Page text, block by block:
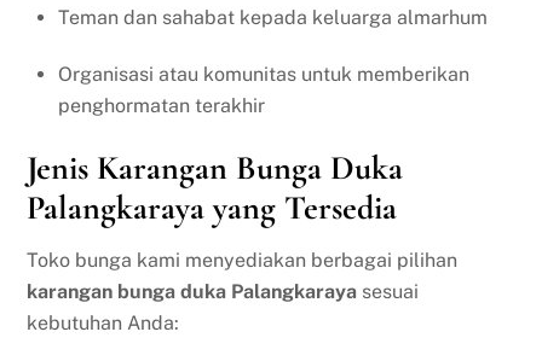
Teman dan sahabat kepada keluarga almarhum
Organisasi atau komunitas untuk memberikan
penghormatan terakhir
Jenis Karangan Bunga Duka
Palangkaraya yang Tersedia
Toko bunga kami menyediakan berbagai pilihan
karangan bunga duka Palangkaraya sesuai
kebutuhan Anda: